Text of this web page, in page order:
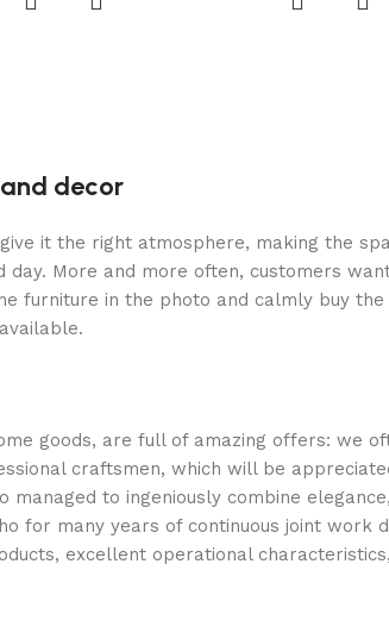
decor
it the right atmosphere, making the
More and more often, customers
furniture in the photo and calmly buy
goods, are full of amazing offers: we
craftsmen, which will be
to ingeniously combine
for many years of continuous joint
excellent operational